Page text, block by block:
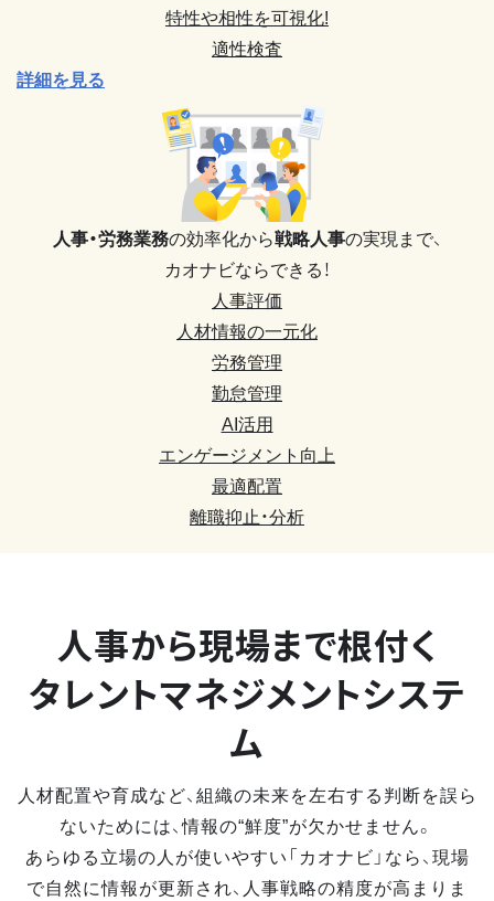
特性や相性を可視化!
適性検査
詳細を見る
人事・労務業務の効率化から戦略人事の実現まで、
カオナビならできる！
人事評価
人材情報の一元化
労務管理
勤怠管理
AI活用
エンゲージメント向上
最適配置
離職抑止・分析
人事から現場まで根付く
タレントマネジメントシステ
ム
人材配置や育成など、組織の未来を左右する判断を誤ら
ないためには、情報の“鮮度”が欠かせません。
あらゆる立場の人が使いやすい「カオナビ」なら、現場
で自然に情報が更新され、人事戦略の精度が高まりま